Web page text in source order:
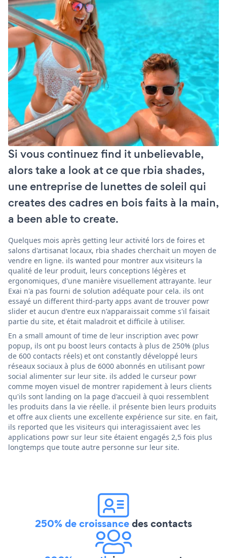
Si vous continuez find it unbelievable,
alors take a look at ce que rbia shades,
une entreprise de lunettes de soleil qui
creates des cadres en bois faits à la main,
a been able to create.
Quelques mois après getting leur activité lors de foires et
salons d'artisanat locaux, rbia shades cherchait un moyen de
vendre en ligne. ils wanted pour montrer aux visiteurs la
qualité de leur produit, leurs conceptions légères et
ergonomiques, d'une manière visuellement attrayante. leur
Exai n'a pas fourni de solution adéquate pour cela. ils ont
essayé un different third-party apps avant de trouver powr
slider et aucun d'entre eux n'apparaissait comme s'il faisait
partie du site, et était maladroit et difficile à utiliser.
En a small amount of time de leur inscription avec powr
popup, ils ont pu boost leurs contacts à plus de 250% (plus
de 600 contacts réels) et ont constantly développé leurs
réseaux sociaux à plus de 6000 abonnés en utilisant powr
social alimenter sur leur site. ils added le curseur powr
comme moyen visuel de montrer rapidement à leurs clients
qu'ils sont landing on la page d'accueil à quoi ressemblent
les produits dans la vie réelle. il présente bien leurs produits
et offre aux clients une excellente expérience sur site. en fait,
ils reported que les visiteurs qui interagissaient avec les
applications powr sur leur site étaient engagés 2,5 fois plus
longtemps que toute autre personne sur leur site.
250% de croissancedes contacts